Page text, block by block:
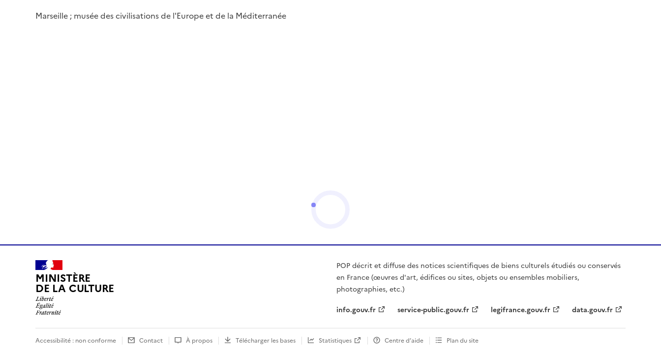
Marseille ; musée des civilisations de l'Europe et de la Méditerranée
MINISTÈRE
DE LA CULTURE
POP décrit et diffuse des notices scientifiques de biens culturels étudiés ou conservés
en France (œuvres d'art, édifices ou sites, objets ou ensembles mobiliers,
photographies, etc.)
info.gouv.fr
service-public.gouv.fr legifrance.gouv.fr data.gouv.fr
Accessibilité : non conforme Contact À propos Télécharger les bases Statistiques Centre d’aide Plan du site